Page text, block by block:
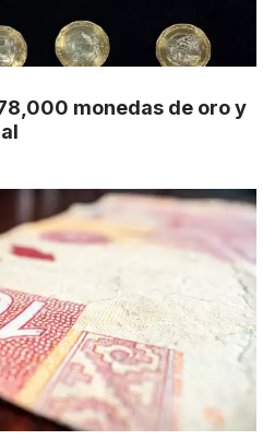
monedas de oro y